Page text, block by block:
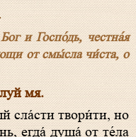
от смы́сла чи́ста, о
мя.
егда́ душа́ от те́ла